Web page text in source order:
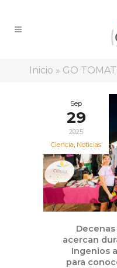
Inicio » GO
Sep
29
2025
Ciencia, Noticias
acercan
Ingenios
para